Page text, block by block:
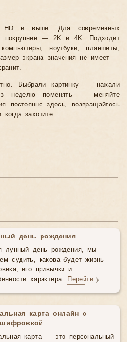
HD и выше. Для современных
покрупнее — 2K и 4K. Подходит
ноутбуки, планшеты,
экрана значения не имеет —
Выбрали картинку — нажали
неделю поменять — меняйте
постоянно здесь, возвращайтесь
захотите.
день рождения
лунный день рождения, мы
судить, какова будет жизнь
его привычки и
характера.
Перейти
карта онлайн с
карта — это персональный